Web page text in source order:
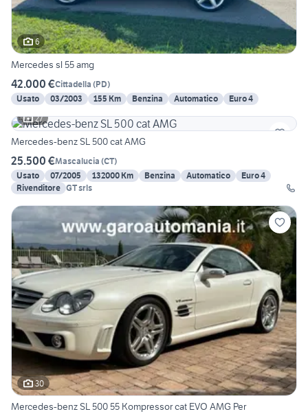
6
Mercedes sl 55 amg
42.000 €Cittadella (PD)
Usato
03/2003 155 Km Benzina Automatico
Euro 4
27
Mercedes-benz SL 500 cat AMG
25.500 €Mascalucia (CT)
Usato
07/2005 132000 Km Benzina Automatico
Euro 4
Rivenditore GT srls
30
Mercedes-benz SL 500 55 Kompressor cat EVO AMG Per